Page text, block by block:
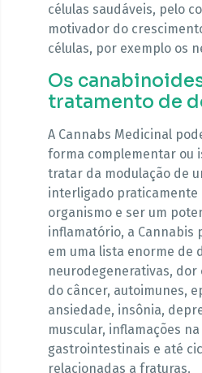
células saudáveis, pelo
motivador do
células, por exemplo os
Os
tratamento de
A Cannabs Medicinal
forma complementar ou
tratar da modulação de
interligado praticamente
organismo e ser um
inflamatório, a Cannabis
em uma lista enorme de
neurodegenerativas, dor
do câncer, autoimunes,
ansiedade, insônia,
muscular, inflamações
gastrointestinais e até
relacionadas a fraturas.